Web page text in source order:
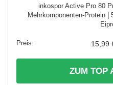
inkospor Active Pro 80
Mehrkomponenten-Protein |
15,99
ZUM TOP